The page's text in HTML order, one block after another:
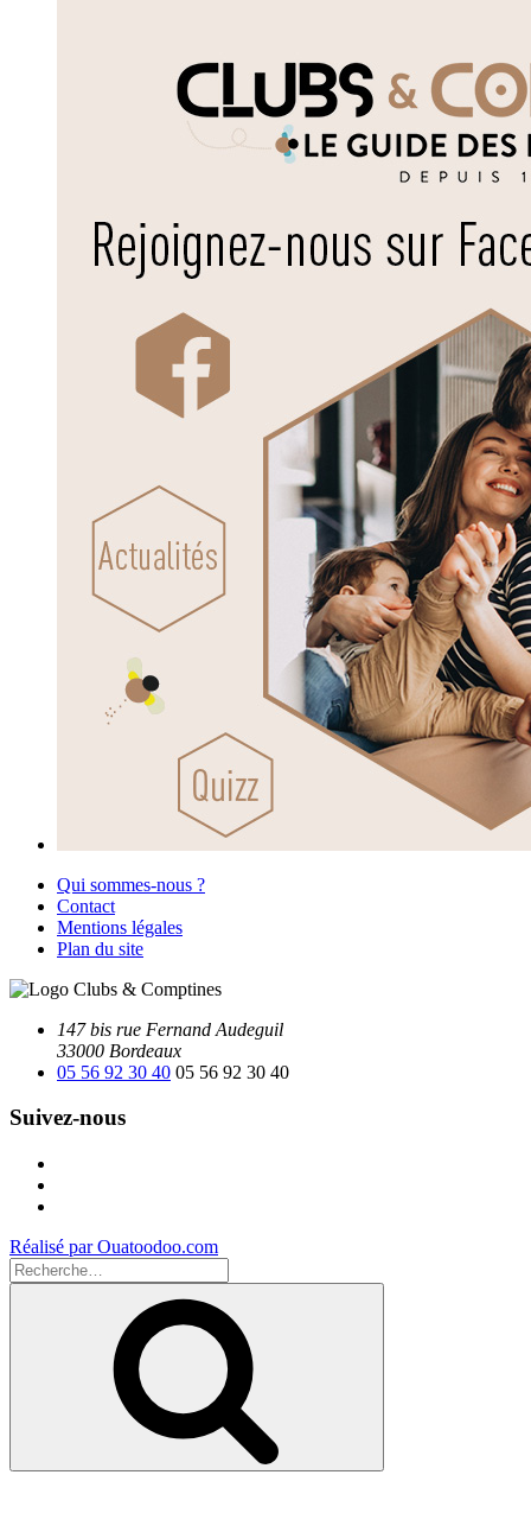
Qui sommes-nous ?
Contact
Mentions légales
Plan du site
147 bis rue Fernand Audeguil
33000 Bordeaux
05 56 92 30 40 05 56 92 30 40
Suivez-nous
Réalisé par Ouatoodoo.com
Recherche
pour